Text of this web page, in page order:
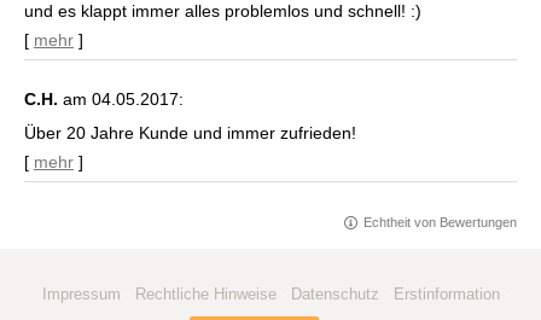
und es klappt immer alles problemlos und schnell! :)
[ mehr ]
C.H. am 04.05.2017:
Über 20 Jahre Kunde und immer zufrieden!
[ mehr ]
Echtheit von Bewertungen
Impressum Rechtliche Hinweise Datenschutz Erstinformation